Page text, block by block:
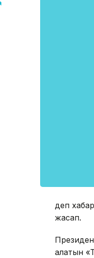
деп
жасап.
алатын